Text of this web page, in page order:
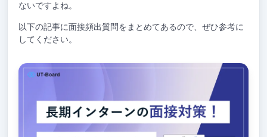
ないですよね。
以下の記事に面接頻出質問をまとめてあるので、ぜひ参考に
してください。